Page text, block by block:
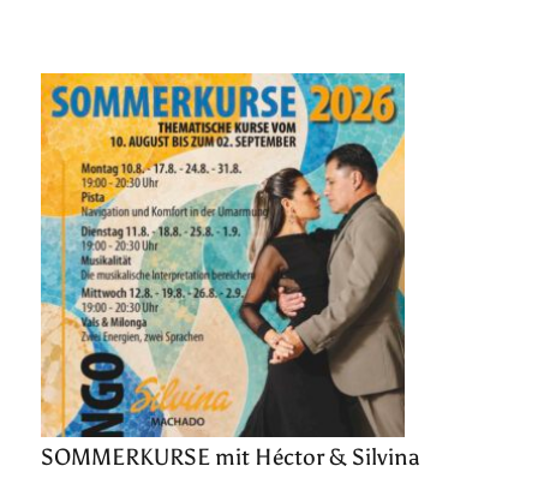
SOMMERKURSE mit Héctor & Silvina